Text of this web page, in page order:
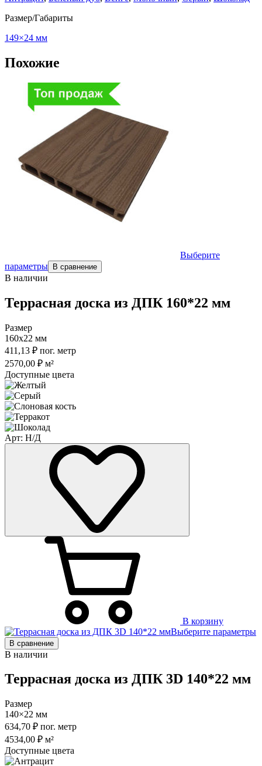
Размер/Габариты
149×24 мм
Похожие
Выберите
параметры В сравнение
В наличии
Террасная доска из ДПК 160*22 мм
Размер
160x22 мм
411,13 ₽ пог. метр
2570,00 ₽ м²
Доступные цвета
Арт: Н/Д
В корзину
Выберите параметры
В сравнение
В наличии
Террасная доска из ДПК 3D 140*22 мм
Размер
140×22 мм
634,70 ₽ пог. метр
4534,00 ₽ м²
Доступные цвета